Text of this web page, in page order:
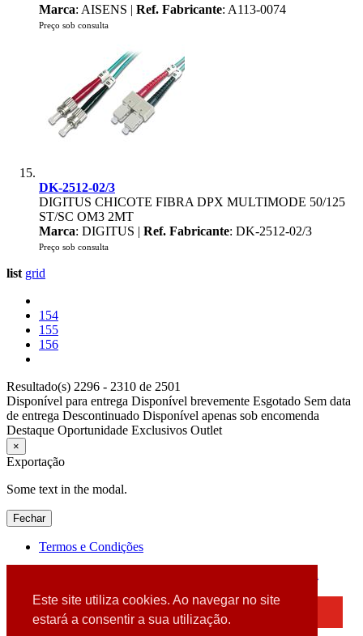
Este site utiliza cookies. Ao navegar no site
estará a consentir a sua utilização.
Marca: AISENS | Ref. Fabricante: A113-0074
Preço sob consulta
DK-2512-02/3
DIGITUS CHICOTE FIBRA DPX MULTIMODE 50/125
ST/SC OM3 2MT
Marca: DIGITUS | Ref. Fabricante: DK-2512-02/3
Preço sob consulta
list grid
154
155
156
Resultado(s) 2296 - 2310 de 2501
Disponível para entrega Disponível brevemente Esgotado Sem data
de entrega Descontinuado Disponível apenas sob encomenda
Destaque Oportunidade Exclusivos Outlet
×
Exportação
Some text in the modal.
Fechar
Termos e Condições
Detectamos que está a usar um browser desatualizado